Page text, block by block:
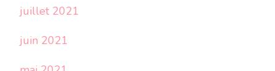
juillet 2021
juin 2021